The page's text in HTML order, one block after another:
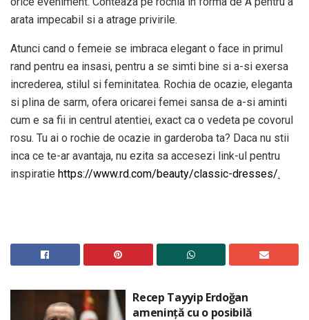
arata impecabil si a atrage privirile.
Atunci cand o femeie se imbraca elegant o face in primul
rand pentru ea insasi, pentru a se simti bine si a-si exersa
increderea, stilul si feminitatea. Rochia de ocazie, eleganta
si plina de sarm, ofera oricarei femei sansa de a-si aminti
cum e sa fii in centrul atentiei, exact ca o vedeta pe covorul
rosu. Tu ai o rochie de ocazie in garderoba ta? Daca nu stii
inca ce te-ar avantaja, nu ezita sa accesezi link-ul pentru
inspiratie https://www.rd.com/beauty/classic-dresses/.
Recep Tayyip Erdoğan
amenință cu o posibilă